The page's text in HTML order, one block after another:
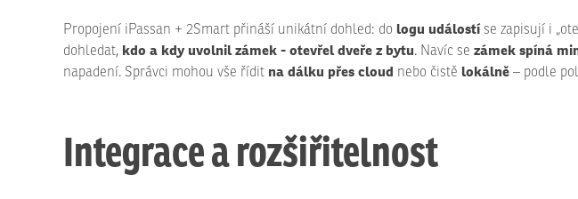
Propojení iPassan + 2Smart přináší unikátní dohled: do logu událostí se zapisují i
dohledat, kdo a kdy uvolnil zámek - otevřel dveře z bytu. Navíc se zámek spíná
napadení. Správci mohou vše řídit na dálku přes cloud nebo čistě lokálně – podle
Integrace a rozšiřitelnost